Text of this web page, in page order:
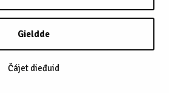
Gieldde
Čájet dieđuid